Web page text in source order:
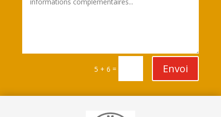
5 + 6 = Envoi